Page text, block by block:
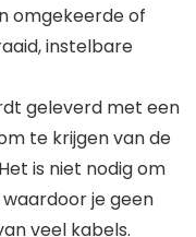
omgekeerde of
instelbare
geleverd met een
te krijgen van de
is niet nodig om
je geen
veel kabels.